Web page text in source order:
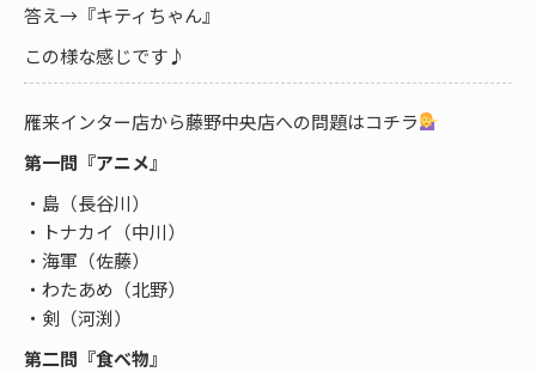
答え→『キティちゃん』
この様な感じです♪
雁来インター店から藤野中央店への問題はコチラ
第一問『アニメ』
・島（長谷川）
・トナカイ（中川）
・海軍（佐藤）
・わたあめ（北野）
・剣（河渕）
第二問『食べ物』